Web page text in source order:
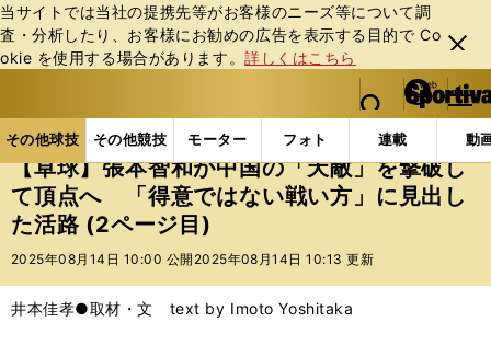
当サイトでは当社の提携先等がお客様のニーズ等について調
査・分析したり、お客様にお勧めの広告を表⽰する⽬的で Co
okie を使⽤する場合があります。詳しくはこちら
閉じ
る
web Sportiva (webスポルティーバ)
検索
マイペ
ー
ジ
メニュ
その他球技 その他競技 モーター フォト 連載 動
ス
ポ
ル
テ
ー
バ
その他球技の記事一覧 その他球技 【卓球】張本智
【卓球】張本智和が中国の「天敵」を撃破し
て頂点へ 「得意ではない戦い方」に見出し
た活路 (2ページ目)
2025年08月14日 10:00 公開 2025年08月14日 10:13 更新
井本佳孝●取材・文 text by Imoto Yoshitaka